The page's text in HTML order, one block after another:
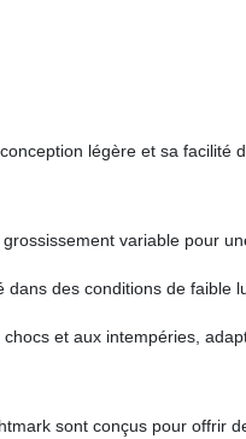
légère et sa
variable pour
dans des conditions de faible
et aux intempéries,
sont conçus pour offrir